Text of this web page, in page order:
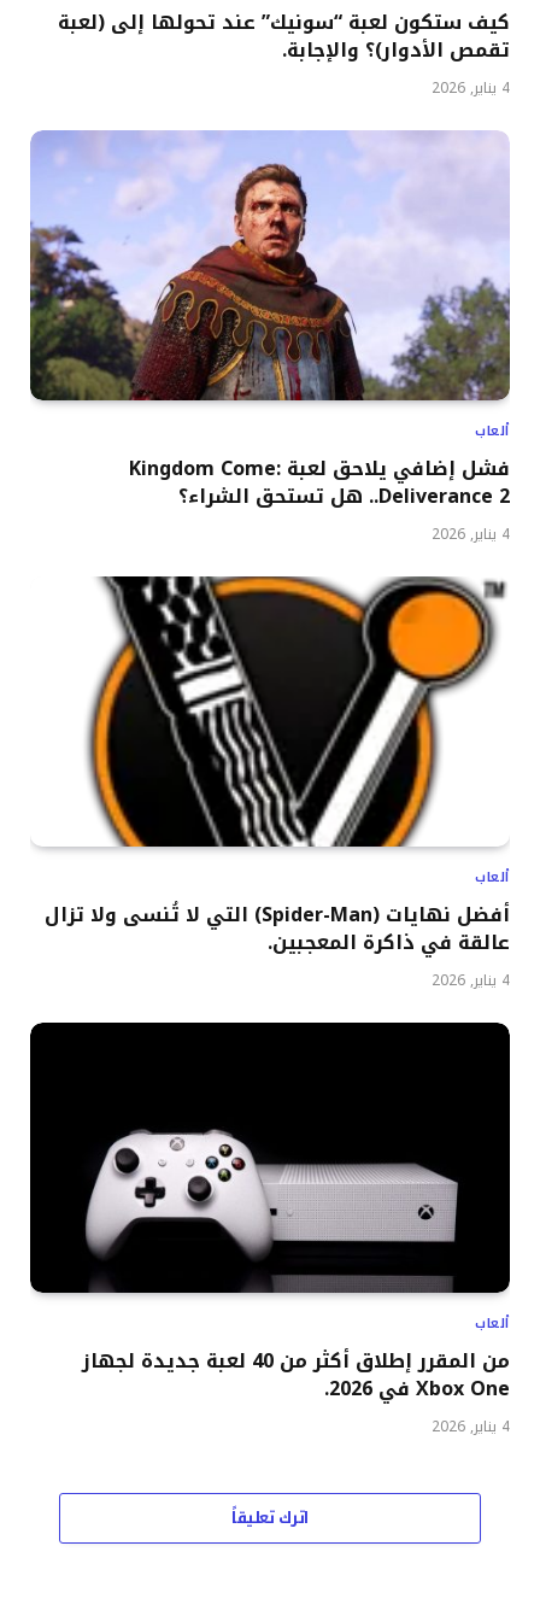
كيف ستكون لعبة “سونيك” عند تحولها إلى (لعبة
تقمص الأدوار)؟ والإجابة.
4 يناير, 2026
ألعاب
فشل إضافي يلاحق لعبة Kingdom Come:
Deliverance 2.. هل تستحق الشراء؟
4 يناير, 2026
ألعاب
أفضل نهايات (Spider-Man) التي لا تُنسى ولا تزال
عالقة في ذاكرة المعجبين.
4 يناير, 2026
ألعاب
من المقرر إطلاق أكثر من 40 لعبة جديدة لجهاز
Xbox One في 2026.
4 يناير, 2026
اترك تعليقاً